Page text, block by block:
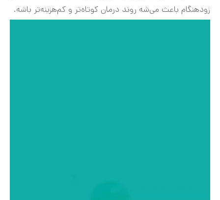
زودهنگام باعث می‌شه روند درمان کوتاه‌تر و کم‌هزینه‌تر باشه.